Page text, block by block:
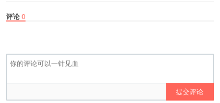
评论 0
提交评论